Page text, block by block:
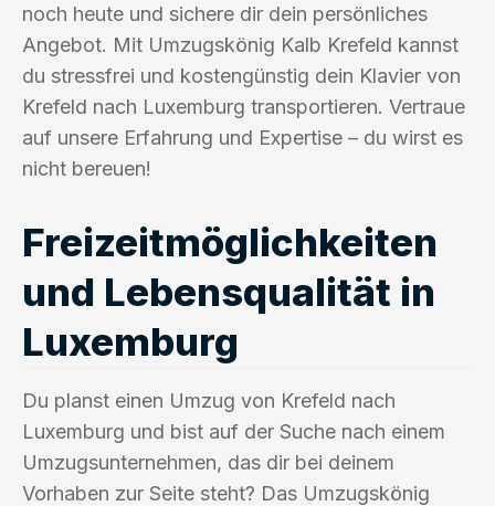
noch heute und sichere dir dein persönliches
Angebot. Mit Umzugskönig Kalb Krefeld kannst
du stressfrei und kostengünstig dein Klavier von
Krefeld nach Luxemburg transportieren. Vertraue
auf unsere Erfahrung und Expertise – du wirst es
nicht bereuen!
Freizeitmöglichkeiten
und Lebensqualität in
Luxemburg
Du planst einen Umzug von Krefeld nach
Luxemburg und bist auf der Suche nach einem
Umzugsunternehmen, das dir bei deinem
Vorhaben zur Seite steht? Das Umzugskönig